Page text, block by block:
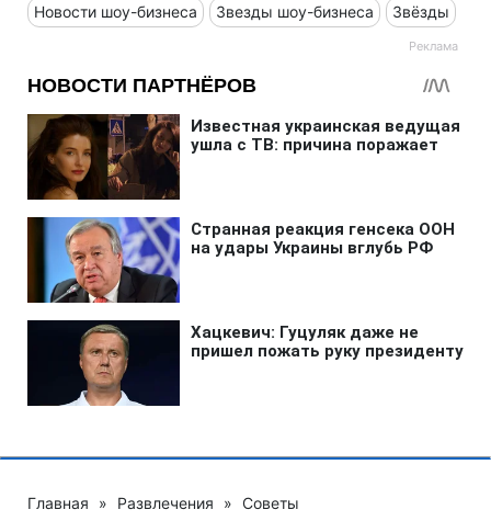
Новости шоу-бизнеса Звезды шоу-бизнеса Звёзды
Главная » Развлечения » Советы